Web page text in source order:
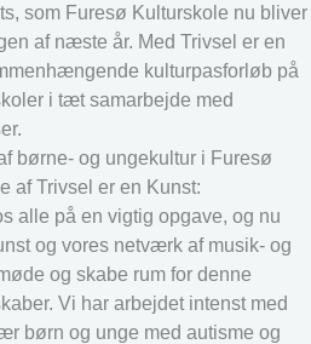
som Furesø Kulturskole nu bliver
af næste år. Med Trivsel er en
kulturpasforløb på
i tæt samarbejde med
børne- og ungekultur i Furesø
af Trivsel er en Kunst:
alle på en vigtig opgave, og nu
og vores netværk af musik- og
og skabe rum for denne
Vi har arbejdet intenst med
børn og unge med autisme og